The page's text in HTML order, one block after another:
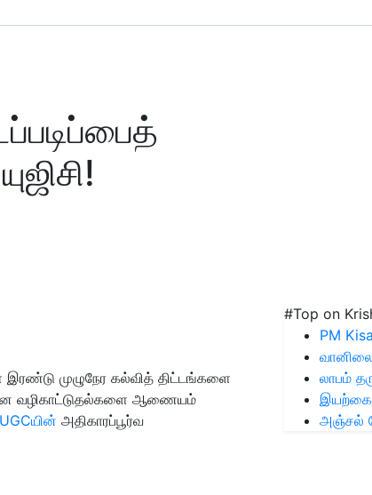
முழுநேர கல்வித் திட்டங்களை
வழிகாட்டுதல்களை ஆணையம்
UGCயின் அதிகாரப்பூர்வ
#Top on
PM
லாபம்
அஞ்சல்